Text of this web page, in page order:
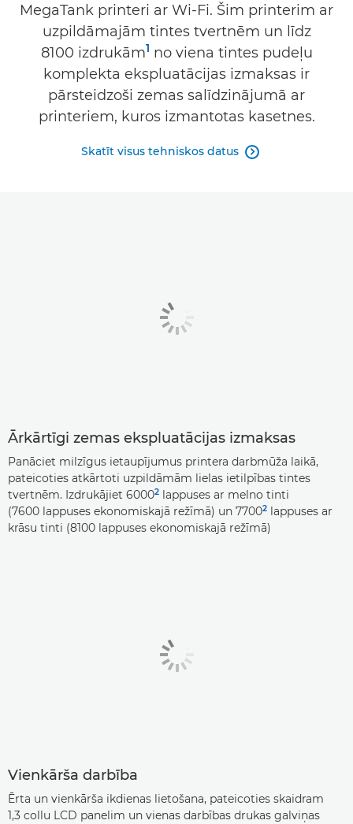
MegaTank printeri ar Wi-Fi. Šim printerim ar
uzpildāmajām tintes tvertnēm un līdz
8100 izdrukām1 no viena tintes pudeļu
komplekta ekspluatācijas izmaksas ir
pārsteidzoši zemas salīdzinājumā ar
printeriem, kuros izmantotas kasetnes.
Skatīt visus tehniskos datus 
Ārkārtīgi zemas ekspluatācijas izmaksas
Panāciet milzīgus ietaupījumus printera darbmūža laikā,
pateicoties atkārtoti uzpildāmām lielas ietilpības tintes
tvertnēm. Izdrukājiet 60002 lappuses ar melno tinti
(7600 lappuses ekonomiskajā režīmā) un 77002 lappuses ar
krāsu tinti (8100 lappuses ekonomiskajā režīmā)
Vienkārša darbība
Ērta un vienkārša ikdienas lietošana, pateicoties skaidram
1,3 collu LCD panelim un vienas darbības drukas galviņas